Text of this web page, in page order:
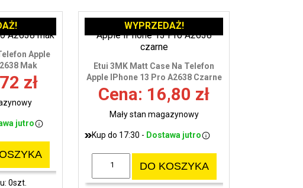
Apple
Mak
zł
jutro
0szt.
Etui 3MK Matt Case Na Telefon
Apple IPhone 13 Pro A2638 Czarne
Cena: 16,80 zł
Mały stan magazynowy
Kup do 17:30 - Dostawa jutro
DO KOSZYKA
WYPRZEDAŻ!